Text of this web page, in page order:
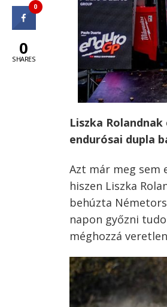
Liszka
endurósai dupla
Azt már meg
hiszen Liszka
behúzta
napon győzni
méghozzá
0
0
SHARES